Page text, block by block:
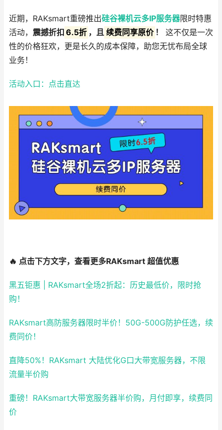
近期，RAKsmart重磅推出硅谷裸机云多IP服务器限时特惠
活动， 震撼折扣 6.5折 ，且 续费同享原价 ！
这不仅是一次
性的价格狂欢，更是长久的成本保障，助您无忧布局全球
业务！
活动入口：点击直达
🔥 点击下方文字，查看更多RAKsmart 超值优惠
黑五钜惠 | RAKsmart全场2折起：历史最低价，限时抢
购！
RAKsmart高防服务器限时半价！50G-500G防护任选，续
费同价！
直降50%！RAKsmart 大陆优化G口大带宽服务器，不限
流量半价购
重磅！RAKsmart大带宽服务器半价购，月付即享，续费同
价